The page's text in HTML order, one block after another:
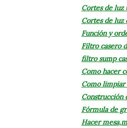
Cortes de luz
Cortes de luz
Función y
Filtro casero
filtro sump
Como hacer
Como limpiar
Construcción
Fórmula de
Hacer